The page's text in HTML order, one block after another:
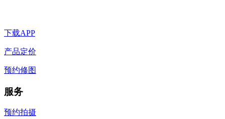
下载APP
产品定价
预约修图
服务
预约拍摄